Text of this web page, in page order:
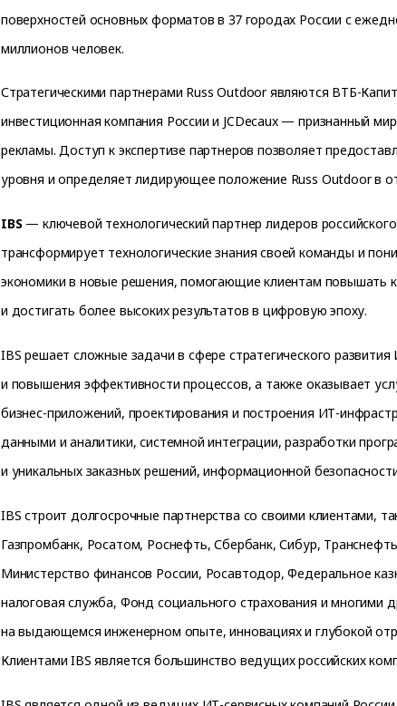
поверхностей основных форматов в 37 городах России с
миллионов человек.
Стратегическими партнерами Russ Outdoor являются ВТБ-
инвестиционная компания России и JCDecaux — признанный
рекламы. Доступ к экспертизе партнеров позволяет
уровня и определяет лидирующее положение Russ Outdoor в
IBS— ключевой технологический партнер лидеров
трансформирует технологические знания своей команды и
экономики в новые решения, помогающие клиентам повышать
и достигать более высоких результатов в цифровую эпоху.
IBS решает сложные задачи в сфере стратегического развития
и повышения эффективности процессов, а также оказывает
бизнес-приложений, проектирования и построения ИТ-
данными и аналитики, системной интеграции, разработки
и уникальных заказных решений, информационной
IBS строит долгосрочные партнерства со своими клиентами,
Газпромбанк, Росатом, Роснефть, Сбербанк, Сибур,
Министерство финансов России, Росавтодор, Федеральное
налоговая служба, Фонд социального страхования и многими
на выдающемся инженерном опыте, инновациях и глубокой
Клиентами IBS является большинство ведущих российских